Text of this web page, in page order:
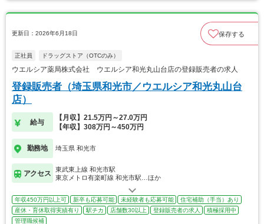
更新日：2026年6月18日 保存する
正社員 ドラッグストア（OTCのみ）
ウエルシア薬局株式会社 ウエルシア和光丸山台店の登録販売者の求人
登録販売者（埼玉県和光市／ウエルシア和光丸山台
店）
給与
【月収】21.5万円～27.0万円
【年収】308万円～450万円
勤務地 埼玉県 和光市
アクセス
東武東上線 和光市駅
東京メトロ有楽町線 和光市駅…ほか
年収450万円以上可 新卒も応募可能 未経験者も応募可能
住宅補助（手当）あり
産休・育休取得実績有り
駅チカ 店舗数30以上 登録販売者の求人
積極採用中
管理職候補